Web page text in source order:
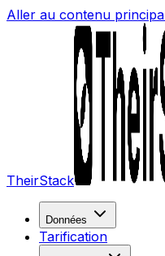
Aller au contenu
TheirStack
Données
Tarification